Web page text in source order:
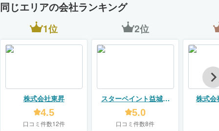
同じエリアの会社ランキング
1位
株式会社東昇
4.5
口コミ件数12件
2位
スターペイント益城店
（美双建）
5.0
口コミ件数8件
株式会